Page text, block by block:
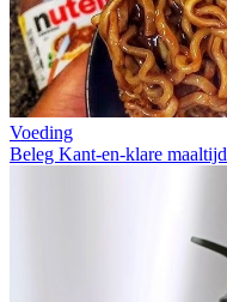
Voeding
Beleg Kant-en-klare maaltijd